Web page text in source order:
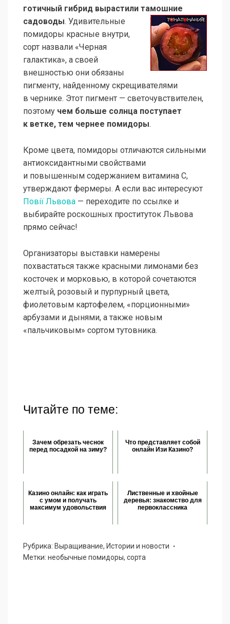
готичный гибрид вырастили тамошние
садоводы. Удивительные
помидоры красные внутри,
сорт назвали «Черная
галактика», а своей
внешностью они обязаны
пигменту, найденному скрещивателями
в чернике. Этот пигмент — светочувствителен,
поэтому чем больше солнца поступает
к ветке, тем чернее помидоры.
Кроме цвета, помидоры отличаются сильными
антиоксидантными свойствами
и повышенным содержанием витамина С,
утверждают фермеры. А если вас интересуют
Повії Львова — переходите по ссылке и
выбирайте роскошных проституток Львова
прямо сейчас!
Организаторы выставки намерены
похвастаться также красными лимонами без
косточек и морковью, в которой сочетаются
желтый, розовый и пурпурный цвета,
фиолетовым картофелем, «порционными»
арбузами и дынями, а также новым
«пальчиковым» сортом тутовника.
Читайте по теме:
Зачем обрезать чеснок
перед посадкой на зиму?
Что представляет собой
онлайн Изи Казино?
Казино онлайн: как играть
с умом и получать
максимум удовольствия
Лиственные и хвойные
деревья: знакомство для
первоклассника
Рубрика: Выращивание, Истории и новости
Метки: необычные помидоры, сорта